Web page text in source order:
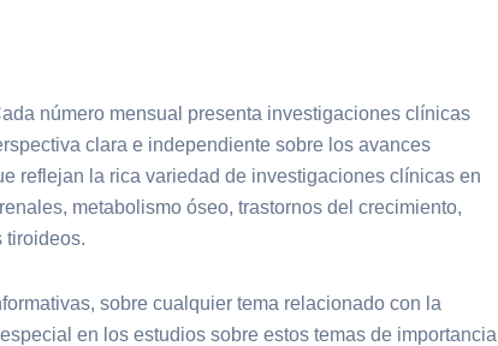
número mensual presenta investigaciones clínicas
clara e independiente sobre los avances
reflejan la rica variedad de investigaciones clínicas en
metabolismo óseo, trastornos del crecimiento,
tiroideos.
sobre cualquier tema relacionado con la
en los estudios sobre estos temas de importancia